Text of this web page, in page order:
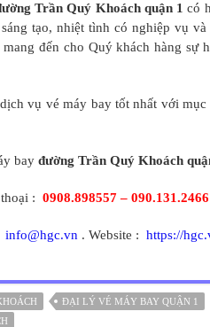
Trần Quý Khoách quận 1 có
tạo, nhiệt tình có nghiệp vụ
đến cho Quý khách hàng sự
vụ vé máy bay tốt nhất với
bay đường Trần Quý Khoách
: 0908.898557 – 090.131.2466
info@hgc.vn . Website : https://
ĐẠI LÝ VÉ MÁY BAY QUẬN 1